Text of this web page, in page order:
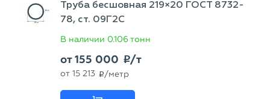
Труба бесшовная 219×20 ГОСТ 8732-
78, ст. 09Г2С
В наличии 0.106 тонн
от155 000 p/т
от 15 213 p /метр